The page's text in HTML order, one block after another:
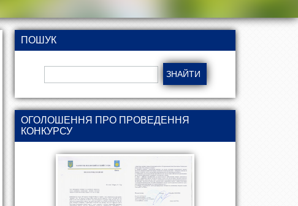
ПОШУК
ОГОЛОШЕННЯ ПРО ПРОВЕДЕННЯ
КОНКУРСУ